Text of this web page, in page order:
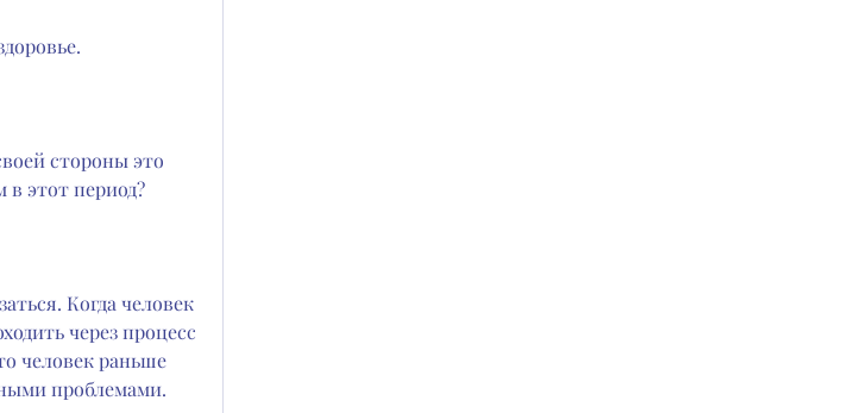
стороны это
этот период?
Когда человек
через процесс
человек раньше
проблемами.